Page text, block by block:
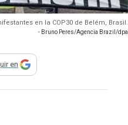
en la COP30 de Belém, Brasil.
- Bruno Peres/Agencia Brazil/dpa
para compartir
en